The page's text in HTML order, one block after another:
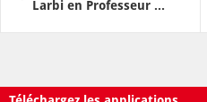
Larbi en Professeur ...